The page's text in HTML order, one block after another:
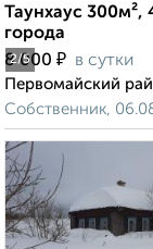
2/5
Таунхаус 300м²,
города
8 000 ₽ в сутки
Первомайский
Собственник,